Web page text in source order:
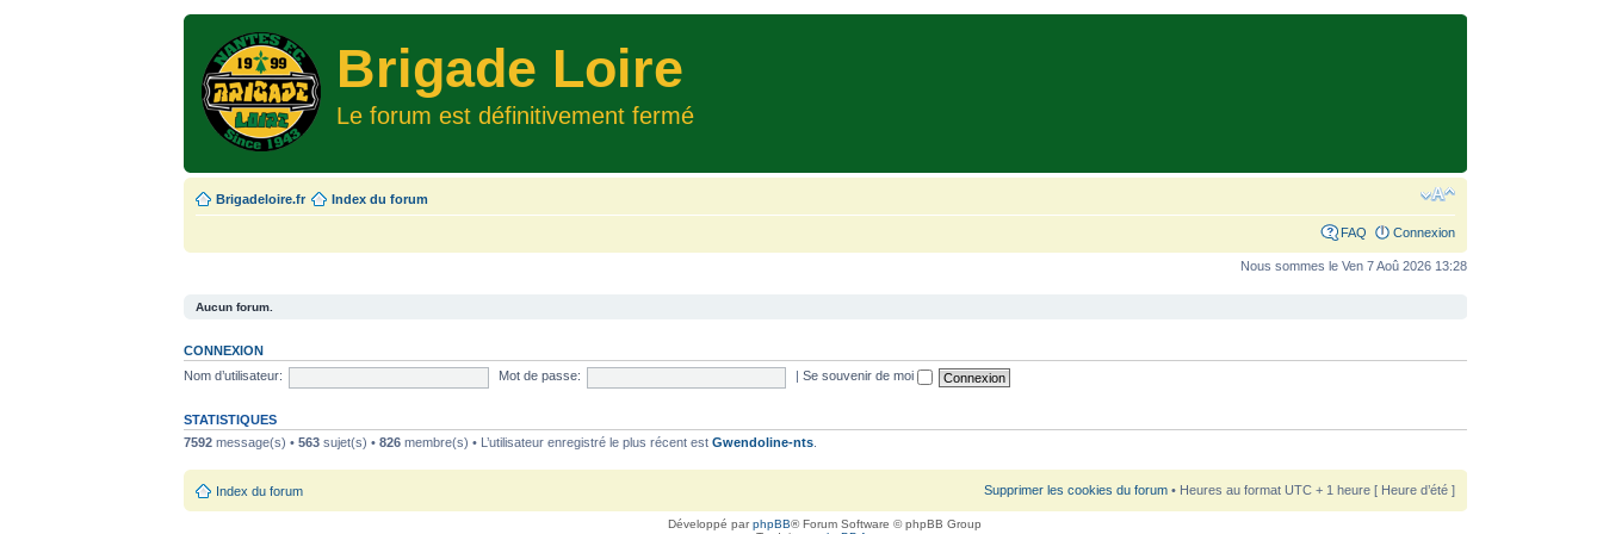
Brigade Loire
Le forum est définitivement fermé
Brigadeloire.fr Index du forum
FAQ Connexion
Nous sommes le Ven 7 Aoû 2026 13:28
Aucun forum.
CONNEXION
Nom d’utilisateur:
Mot de passe: Se souvenir de moi
STATISTIQUES
7592 message(s) •563 sujet(s) •826 membre(s) • L’utilisateur enregistré le plus récent estGwendoline-nts
Index du forum Supprimer les cookies du forum• Heures au format UTC + 1 heure [ Heure d’été ]
Développé parphpBB® Forum Software © phpBB Group